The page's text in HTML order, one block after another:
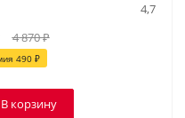
4,7
4 870₽
490 ₽
В корзину